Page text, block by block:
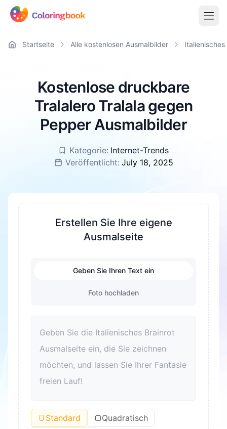
Startseite Alle kostenlosen Ausmalbilder
Kostenlose druckbare
Tralalero Tralala gegen
Pepper Ausmalbilder
Kategorie: Internet-Trends
Veröffentlicht: July 18, 2025
Erstellen Sie Ihre eigene
Ausmalseite
Geben Sie Ihren Text ein
Foto hochladen
Standard
Quadratisch